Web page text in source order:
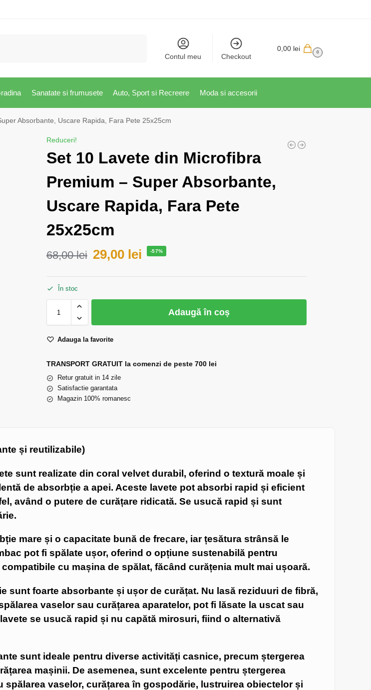
Contul meu Checkout
0,00 lei 0
Sanatate si frumusete Auto, Sport si Recreere Moda si accesorii
Absorbante, Uscare Rapida, Fara Pete 25x25cm
Reduceri!
Set 10 Lavete din Microfibra
Premium – Super Absorbante,
Uscare Rapida, Fara Pete
25x25cm
68,00lei 29,00 lei -57%
În stoc
Adaugă în coș
Adauga la favorite
TRANSPORT GRATUIT la comenzi de peste 700 lei
Retur gratuit in 14 zile
Satisfactie garantata
Magazin 100% romanesc
și reutilizabile)
sunt realizate din coral velvet durabil, oferind o textură moale și
de absorbție a apei. Aceste lavete pot absorbi rapid și eficient
având o putere de curățare ridicată. Se usucă rapid și sunt
mare și o capacitate bună de frecare, iar țesătura strânsă le
pot fi spălate ușor, oferind o opțiune sustenabilă pentru
cu mașina de spălat, făcând curățenia mult mai ușoară.
sunt foarte absorbante și ușor de curățat. Nu lasă reziduuri de fibră,
vaselor sau curățarea aparatelor, pot fi lăsate la uscat sau
se usucă rapid și nu capătă mirosuri, fiind o alternativă
sunt ideale pentru diverse activități casnice, precum ștergerea
mașinii. De asemenea, sunt excelente pentru ștergerea
vaselor, curățarea în gospodărie, lustruirea obiectelor și